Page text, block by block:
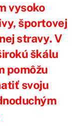
vysoko
športovej
stravy. V
škálu
pomôžu
svoju